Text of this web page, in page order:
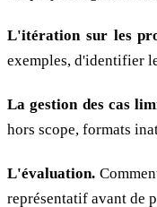
L'itération sur les
exemples, d'identifier
La gestion des cas
hors scope, formats
L'évaluation.
représentatif avant de